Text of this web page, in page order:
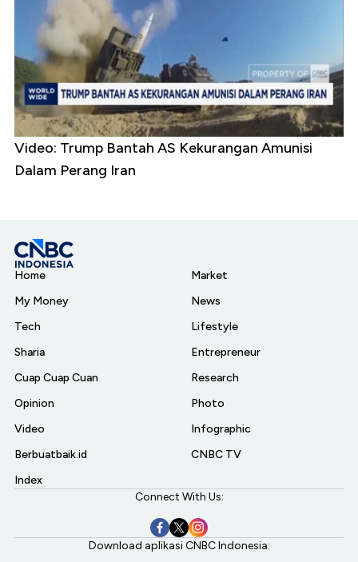
Video: Trump Bantah AS Kekurangan Amunisi
Dalam Perang Iran
Home
My Money
Tech
Sharia
Cuap Cuap Cuan
Opinion
Video
Berbuatbaik.id
Index
Market
News
Lifestyle
Entrepreneur
Research
Photo
Infographic
CNBC TV
Connect With Us:
Download aplikasi CNBC Indonesia: